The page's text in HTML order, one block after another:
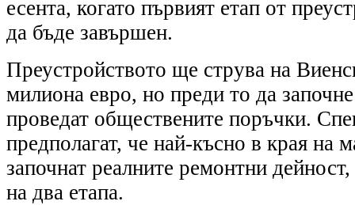
есента, когато първият етап от
да бъде завършен.
Преустройството ще струва на
милиона евро, но преди то да
проведат обществените поръчки.
предполагат, че най-късно в края на
започнат реалните ремонтни
на два етапа.